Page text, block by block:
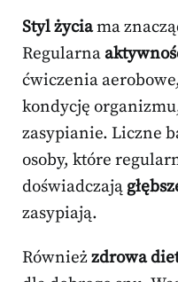
Styl życiama
Regularna
ćwiczenia
kondycję
zasypianie. Liczne
osoby, które
doświadczają
zasypiają.
Równieżzdrowa